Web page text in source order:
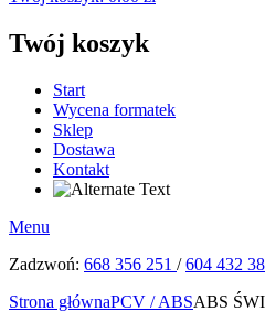
Twój koszyk
Start
Wycena formatek
Sklep
Dostawa
Kontakt
Menu
Zadzwoń: 668 356 251 /604 432
Strona głównaPCV / ABSABS